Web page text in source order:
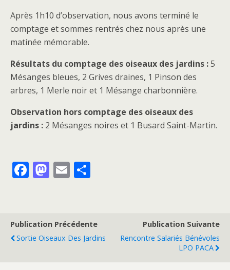
Après 1h10 d’observation, nous avons terminé le
comptage et sommes rentrés chez nous après une
matinée mémorable.
Résultats du comptage des oiseaux des jardins :5
Mésanges bleues, 2 Grives draines, 1 Pinson des
arbres, 1 Merle noir et 1 Mésange charbonnière.
Observation hors comptage des oiseaux des
jardins : 2 Mésanges noires et 1 Busard Saint-Martin.
F
b
o
M
d
o
E
l g
er
Publication Précédente
Sortie Oiseaux Des Jardins
Publication Suivante
Rencontre Salariés Bénévoles
LPO PACA